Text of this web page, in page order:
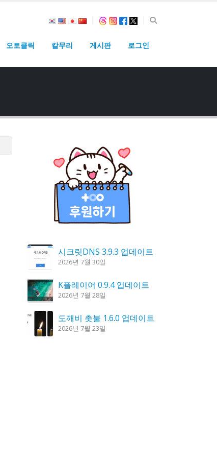
오토클릭 칼무리 게시판 로그인
시크릿DNS 3.9.3 업데이트
2026년 7월 30일
K플레이어 0.9.4 업데이트
2026년 7월 28일
도깨비 촛불 1.6.0 업데이트
2026년 7월 23일